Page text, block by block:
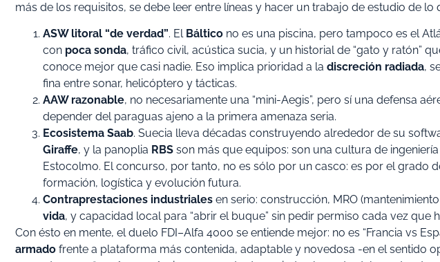
más de los requisitos, se debe leer entre líneas y hacer un trabajo de estudio de lo
ASW litoral “de verdad”. El Báltico no es una piscina, pero tampoco es el
con poca sonda, tráfico civil, acústica sucia, y un historial de “gato y ratón”
conoce mejor que casi nadie. Eso implica prioridad a la discreción radiada,
fina entre sonar, helicóptero y tácticas.
AAW razonable, no necesariamente una “mini-Aegis”, pero sí una defensa
depender del paraguas ajeno a la primera amenaza seria.
Ecosistema Saab. Suecia lleva décadas construyendo alrededor de su
Giraffe, y la panoplia RBS son más que equipos: son una cultura de
Estocolmo. El concurso, por tanto, no es sólo por un casco: es por el grado
formación, logística y evolución futura.
Contraprestaciones industriales en serio: construcción, MRO
vida, y capacidad local para “abrir el buque” sin pedir permiso cada vez que
Con ésto en mente, el duelo FDI–Alfa 4000 se entiende mejor: no es “Francia vs
armado frente a plataforma más contenida, adaptable y novedosa -en el sentido